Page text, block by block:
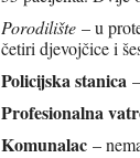
Porodilište – u
četiri djevojčice i
Policijska stanica
Profesionalna
Komunalac –